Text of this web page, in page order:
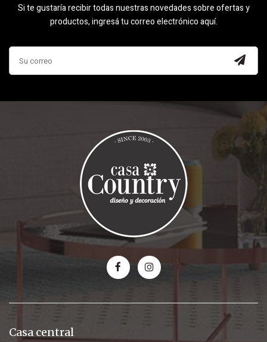
Si te gustaría recibir todas nuestras novedades sobre ofertas y
productos, ingresá tu correo electrónico aquí.
Casa central